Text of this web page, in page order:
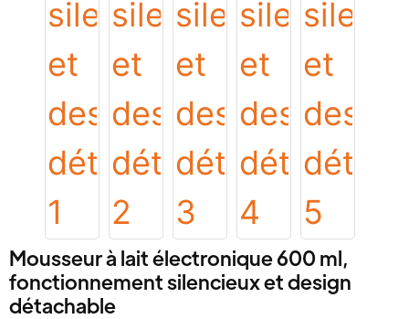
Mousseur à lait électronique 600 ml,
fonctionnement silencieux et design
détachable